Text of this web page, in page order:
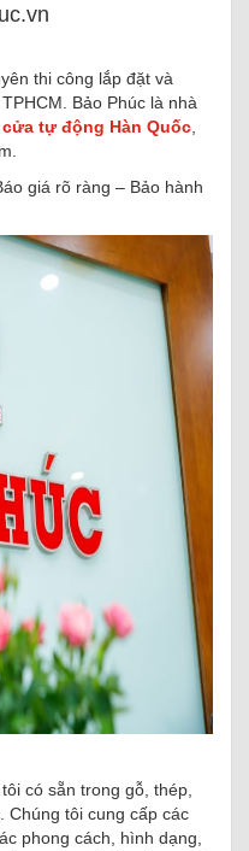
thi công lắp đặt và
Bảo Phúc là nhà
cửa tự động Hàn Quốc
giá rõ ràng – Bảo hành
có sẵn trong gỗ, thép,
Chúng tôi cung cấp các
phong cách, hình dạng,